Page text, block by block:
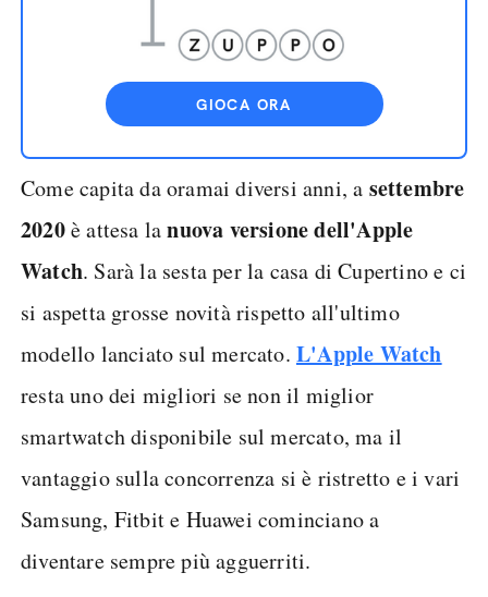
GIOCA ORA
Come capita da oramai diversi anni, a settembre
2020è attesa lanuova versione dell'Apple
Watch. Sarà la sesta per la casa di Cupertino e ci
si aspetta grosse novità rispetto all'ultimo
modello lanciato sul mercato. L'Apple Watch
resta uno dei migliori se non il miglior
smartwatch disponibile sul mercato, ma il
vantaggio sulla concorrenza si è ristretto e i vari
Samsung, Fitbit e Huawei cominciano a
diventare sempre più agguerriti.